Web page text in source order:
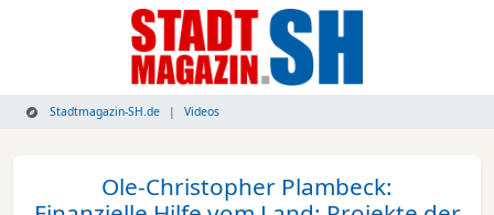
Stadtmagazin-SH.de Videos
Ole-Christopher Plambeck: